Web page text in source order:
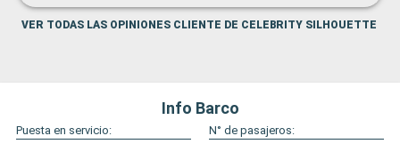
VER TODAS LAS OPINIONES CLIENTE DE CELEBRITY SILHOUETTE
Info Barco
Puesta en servicio:
N° de pasajeros: